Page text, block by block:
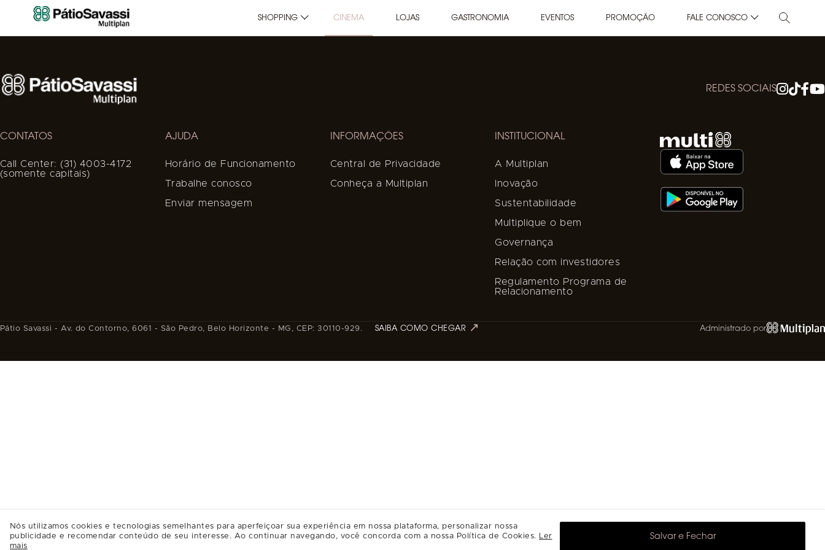
SHOPPING CINEMA LOJAS GASTRONOMIA EVENTOS PROMOÇÃO FALE CONOSCO
REDES SOCIAIS
CONTATOS
Call Center: (31) 4003-4172
(somente capitais)
AJUDA
Horário de Funcionamento
Trabalhe conosco
Enviar mensagem
INFORMAÇÕES
Central de Privacidade
Conheça a Multiplan
INSTITUCIONAL
A Multiplan
Inovação
Sustentabilidade
Multiplique o bem
Governança
Relação com investidores
Regulamento Programa de
Relacionamento
Pátio Savassi - Av. do Contorno, 6061 - São Pedro, Belo Horizonte - MG, CEP: 30110-929. SAIBA COMO CHEGAR Administrado por
Nós utilizamos cookies e tecnologias semelhantes para aperfeiçoar sua experiência em nossa plataforma, personalizar nossa
publicidade e recomendar conteúdo de seu interesse. Ao continuar navegando, você concorda com a nossa Política de Cookies. Ler
mais
Salvar e Fechar